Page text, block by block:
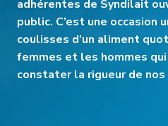
adhérentes de Syndilait
public. C’est une occasion
coulisses d’un aliment
femmes et les hommes
constater la rigueur de